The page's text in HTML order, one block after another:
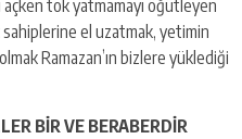
tok yatmamayı öğütleyen
sahiplerine el uzatmak, yetimin
Ramazan’ın bizlere yüklediği
BİR VE BERABERDİR